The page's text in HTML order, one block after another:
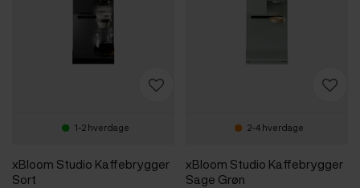
1-2 hverdage
xBloom Studio Kaffebrygger
Sort
2-4 hverdage
xBloom Studio Kaffebrygger
Sage Grøn